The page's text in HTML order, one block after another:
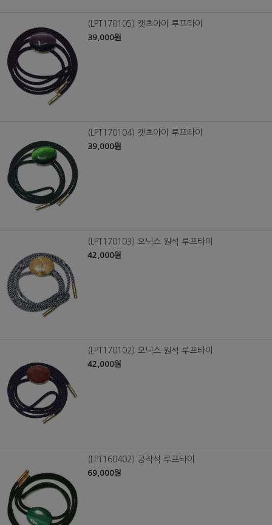
(LPT170105) 캣츠아이 루프타이
39,000원
(LPT170104) 캣츠아이 루프타이
39,000원
(LPT170103) 오닉스 원석 루프타이
42,000원
(LPT170102) 오닉스 원석 루프타이
42,000원
(LPT160402) 공작석 루프타이
69,000원